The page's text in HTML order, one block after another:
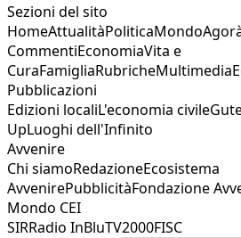
Sezioni del sito
HomeAttualitàPoliticaMondo
CommentiEconomiaVita e
CuraFamigliaRubricheMultimedia
Pubblicazioni
Edizioni localiL'economia civile
UpLuoghi dell'Infinito
Avvenire
Chi siamoRedazioneEcosistema
AvvenirePubblicitàFondazione
Mondo CEI
SIRRadio InBluTV2000FISC